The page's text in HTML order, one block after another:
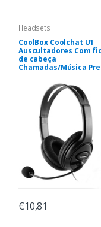
Headsets
CoolBox Coolchat U1
Auscultadores Com
de cabeça
Chamadas/Música
€10,81